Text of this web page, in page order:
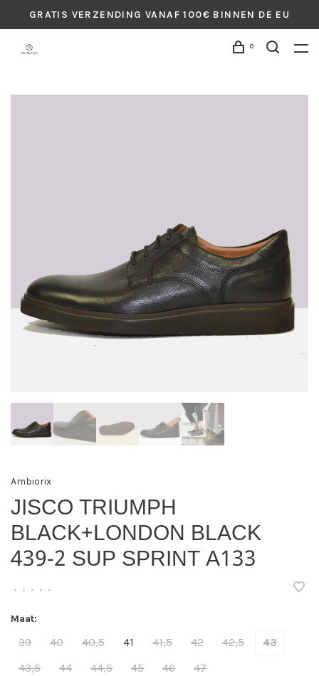
GRATIS VERZENDING VANAF 100€ BINNEN DE EU
0
Ambiorix
JISCO TRIUMPH
BLACK+LONDON BLACK
439-2 SUP SPRINT A133
• • • • •
Maat:
39 40 40,5 41 41,5 42 42,5
43
43,5
44 44,5 45 46 47